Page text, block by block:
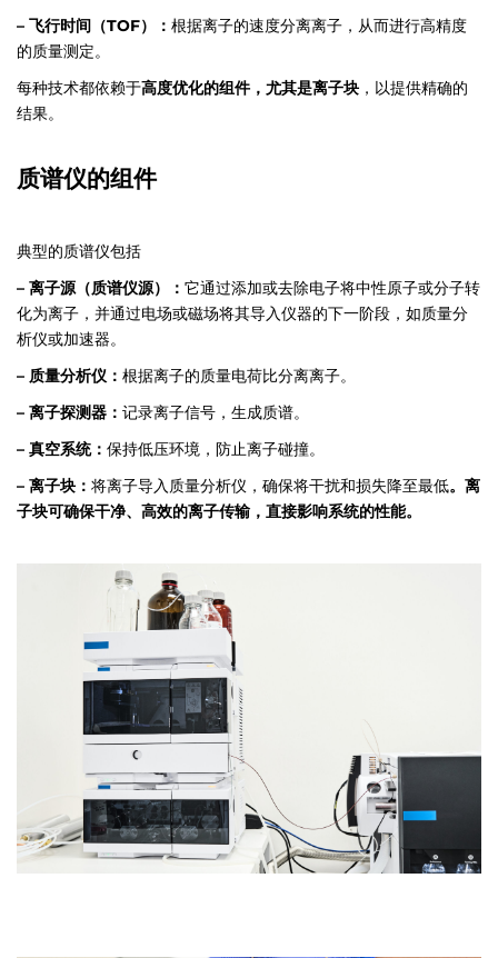
– 飞行时间（TOF）： 根据离子的速度分离离子，从而进行高精度
的质量测定。
每种技术都依赖于高度优化的组件，尤其是离子块 ，以提供精确的
结果。
质谱仪的组件
典型的质谱仪包括
– 离子源（质谱仪源）： 它通过添加或去除电子将中性原子或分子转
化为离子，并通过电场或磁场将其导入仪器的下一阶段，如质量分
析仪或加速器。
– 质量分析仪： 根据离子的质量电荷比分离离子。
– 离子探测器： 记录离子信号，生成质谱。
– 真空系统： 保持低压环境，防止离子碰撞。
– 离子块： 将离子导入质量分析仪，确保将干扰和损失降至最低。离
子块可确保干净、高效的离子传输，直接影响系统的性能。